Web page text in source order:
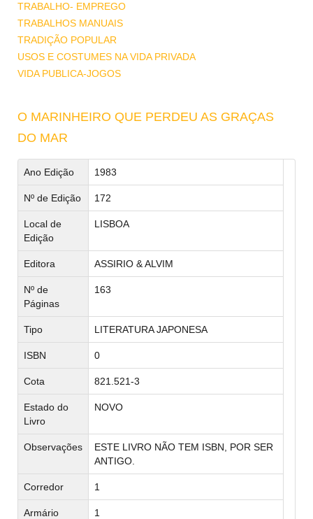
TRABALHO- EMPREGO
TRABALHOS MANUAIS
TRADIÇÃO POPULAR
USOS E COSTUMES NA VIDA PRIVADA
VIDA PUBLICA-JOGOS
O MARINHEIRO QUE PERDEU AS GRAÇAS
DO MAR
Ano Edição 1983
Nº de Edição 172
Local de
Edição
LISBOA
Editora ASSIRIO & ALVIM
Nº de
Páginas
163
Tipo LITERATURA JAPONESA
ISBN 0
Cota 821.521-3
Estado do
Livro
NOVO
Observações
ESTE LIVRO NÃO TEM ISBN, POR SER
ANTIGO.
Corredor 1
Armário 1